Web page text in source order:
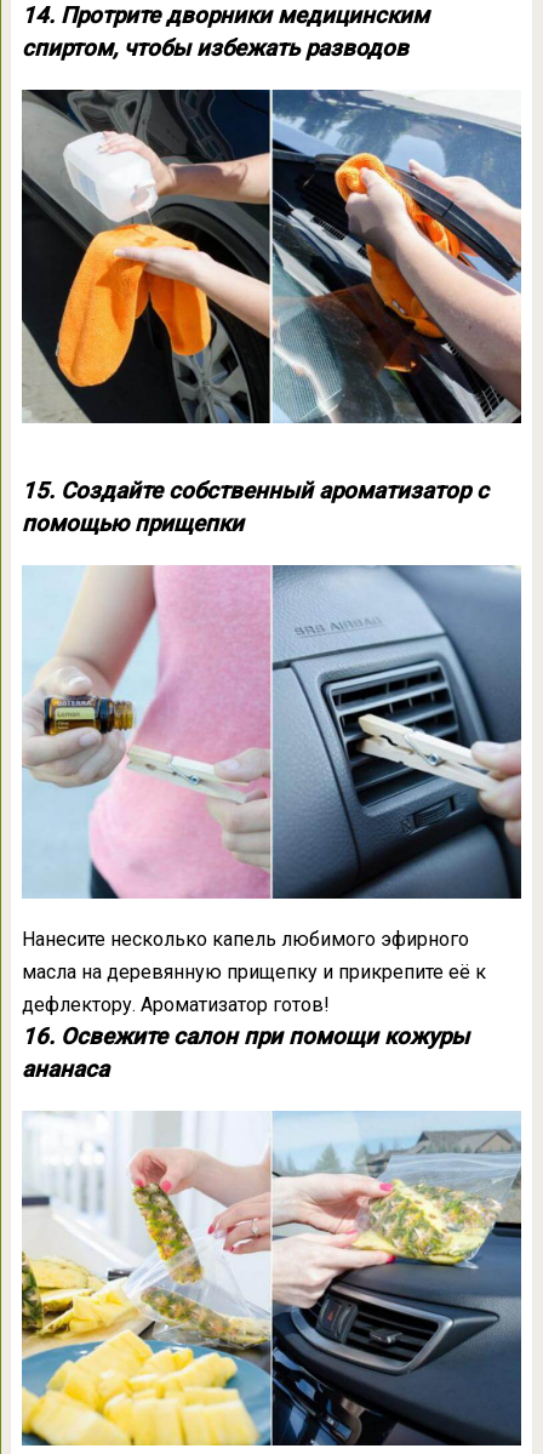
14. Протрите дворники медицинским
спиртом, чтобы избежать разводов
15. Создайте собственный ароматизатор с
помощью прищепки
Нанесите несколько капель любимого эфирного
масла на деревянную прищепку и прикрепите её к
дефлектору. Ароматизатор готов!
16. Освежите салон при помощи кожуры
ананаса